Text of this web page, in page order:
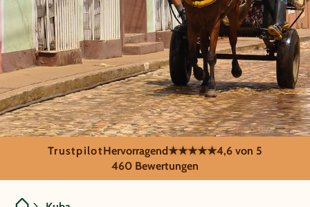
TrustpilotHervorragend★★★★★4,6 von 5
460 Bewertungen